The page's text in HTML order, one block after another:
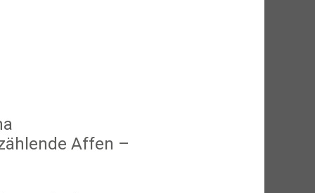
Affen –